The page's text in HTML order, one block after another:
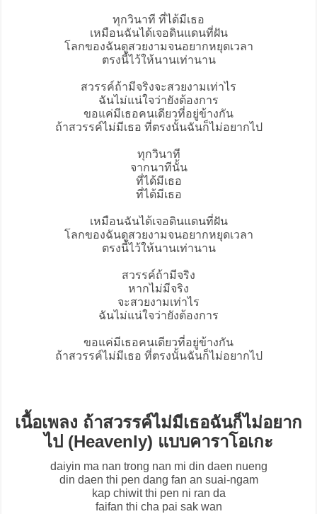
ทุกวินาที ที่ได้มีเธอ
เหมือนฉันได้เจอดินแดนที่ฝัน
โลกของฉันดูสวยงามจนอยากหยุดเวลา
ตรงนี้ไว้ให้นานเท่านาน
สวรรค์ถ้ามีจริงจะสวยงามเท่าไร
ฉันไม่แน่ใจว่ายังต้องการ
ขอแค่มีเธอคนเดียวที่อยู่ข้างกัน
ถ้าสวรรค์ไม่มีเธอ ที่ตรงนั้นฉันก็ไม่อยากไป
ทุกวินาที
จากนาทีนั้น
ที่ได้มีเธอ
ที่ได้มีเธอ
เหมือนฉันได้เจอดินแดนที่ฝัน
โลกของฉันดูสวยงามจนอยากหยุดเวลา
ตรงนี้ไว้ให้นานเท่านาน
สวรรค์ถ้ามีจริง
หากไม่มีจริง
จะสวยงามเท่าไร
ฉันไม่แน่ใจว่ายังต้องการ
ขอแค่มีเธอคนเดียวที่อยู่ข้างกัน
ถ้าสวรรค์ไม่มีเธอ ที่ตรงนั้นฉันก็ไม่อยากไป
เนื้อเพลง ถ้าสวรรค์ไม่มีเธอฉันก็ไม่อยาก
ไป (Heavenly) แบบคาราโอเกะ
daiyin ma nan trong nan mi din daen nueng
din daen thi pen dang fan an suai-ngam
kap chiwit thi pen ni ran da
faifan thi cha pai sak wan